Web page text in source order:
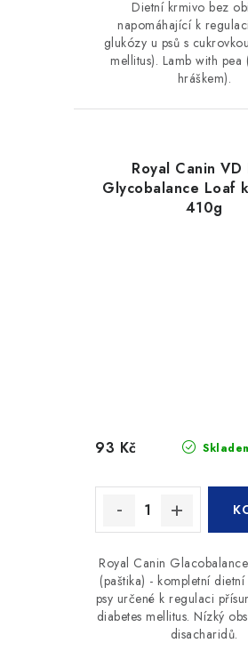
Dietní krmivo bez
napomáhající k
glukózy u psů s
mellitus). Lamb with pea
hráškem).
Royal Canin VD
Glycobalance Loaf
410g
93 Kč
Royal Canin
(paštika) - kompletní
psy určené k regulaci
diabetes mellitus. Nízký
disacharidů.